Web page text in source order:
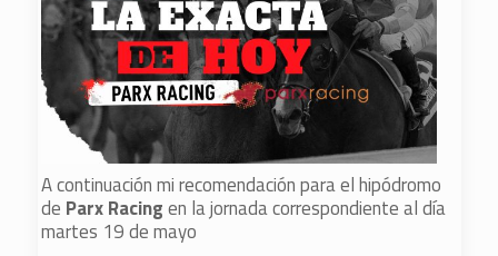
A continuación mi recomendación para el hipódromo
de Parx Racingen la jornada correspondiente al día
martes 19 de mayo